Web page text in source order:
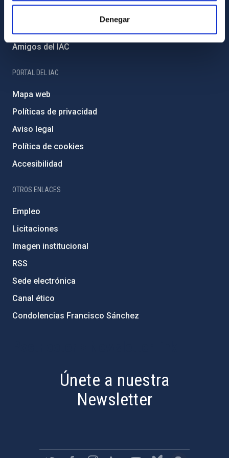
Denegar
Amigos del IAC
PORTAL DEL IAC
Mapa web
Políticas de privacidad
Aviso legal
Política de cookies
Accesibilidad
OTROS ENLACES
Empleo
Licitaciones
Imagen institucional
RSS
Sede electrónica
Canal ético
Condolencias Francisco Sánchez
Únete a nuestra
Newsletter